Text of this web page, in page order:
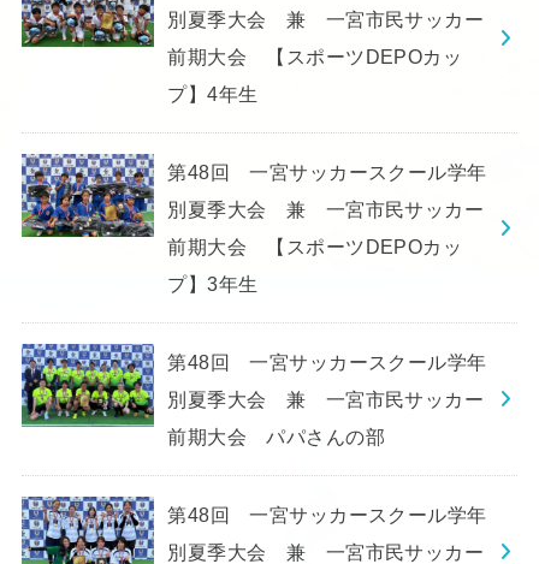
別夏季大会 兼 一宮市民サッカー
前期大会 【スポーツDEPOカッ
プ】4年生
第48回 一宮サッカースクール学年
別夏季大会 兼 一宮市民サッカー
前期大会 【スポーツDEPOカッ
プ】3年生
第48回 一宮サッカースクール学年
別夏季大会 兼 一宮市民サッカー
前期大会 パパさんの部
第48回 一宮サッカースクール学年
別夏季大会 兼 一宮市民サッカー